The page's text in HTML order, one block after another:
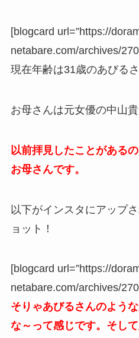
[blogcard url=”https://
netabare.com/archives/
現在年齢は31歳のあびるさ
お母さんは元女優の中山貴
以前拝見したことがある
お母さんです。
以下がインスタにアップ
ョット！
[blogcard url=”https://
netabare.com/archives/
そりゃあびるさんのよう
な～って感じです。そし